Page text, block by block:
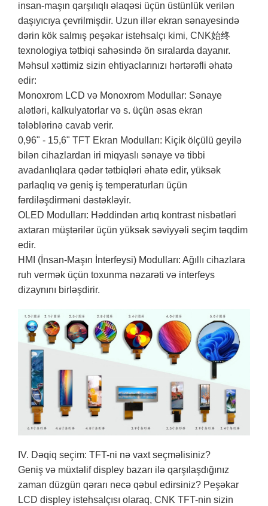
insan-maşın qarşılıqlı əlaqəsi üçün üstünlük verilən
daşıyıcıya çevrilmişdir. Uzun illər ekran sənayesində
dərin kök salmış peşəkar istehsalçı kimi, CNK始终
texnologiya tətbiqi sahəsində ön sıralarda dayanır.
Məhsul xəttimiz sizin ehtiyaclarınızı hərtərəfli əhatə
edir:
Monoxrom LCD və Monoxrom Modullar: Sənaye
alətləri, kalkulyatorlar və s. üçün əsas ekran
tələblərinə cavab verir.
0,96" - 15,6" TFT Ekran Modulları: Kiçik ölçülü geyilə
bilən cihazlardan iri miqyaslı sənaye və tibbi
avadanlıqlara qədər tətbiqləri əhatə edir, yüksək
parlaqlıq və geniş iş temperaturları üçün
fərdiləşdirməni dəstəkləyir.
OLED Modulları: Həddindən artıq kontrast nisbətləri
axtaran müştərilər üçün yüksək səviyyəli seçim təqdim
edir.
HMI (İnsan-Maşın İnterfeysi) Modulları: Ağıllı cihazlara
ruh vermək üçün toxunma nəzarəti və interfeys
dizaynını birləşdirir.
IV. Dəqiq seçim: TFT-ni nə vaxt seçməlisiniz?
Geniş və müxtəlif displey bazarı ilə qarşılaşdığınız
zaman düzgün qərarı necə qəbul edirsiniz? Peşəkar
LCD displey istehsalçısı olaraq, CNK TFT-nin sizin